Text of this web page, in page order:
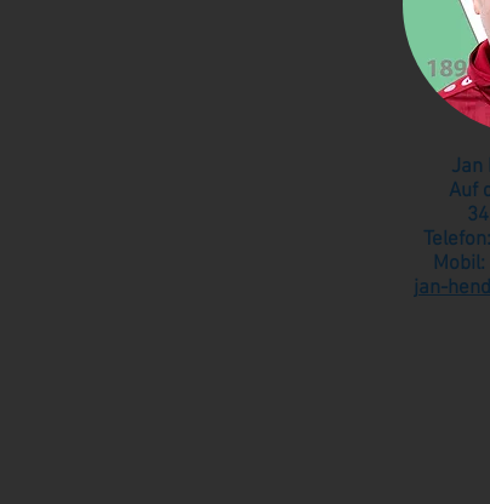
Jan
Auf
jan-